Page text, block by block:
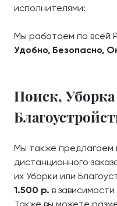
исполнителями:
Мы работаем по всей
Удобно, Безопасно,
Поиск,
Мы также предлагаем
дистанционного
их Уборки или
1.500 р. в